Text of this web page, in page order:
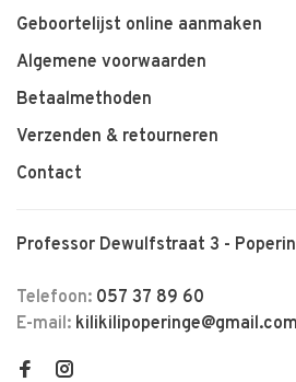
Geboortelijst online aanmaken
Algemene voorwaarden
Betaalmethoden
Verzenden & retourneren
Contact
Professor Dewulfstraat 3 -
Telefoon: 057 37 89 60
E-mail: kilikilipoperinge@gmail.com